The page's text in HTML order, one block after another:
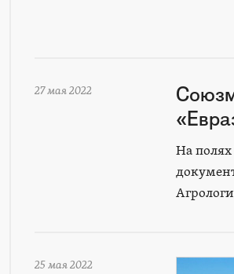
27 мая 2022
На
25 мая 2022